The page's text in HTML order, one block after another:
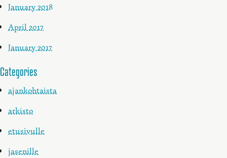
January 2018
April 2017
January 2017
Categories
ajankohtaista
arkisto
etusivulle
jasenille